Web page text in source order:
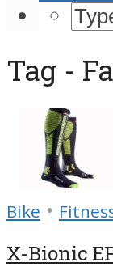
Tag -
Bike •
X-Bionic